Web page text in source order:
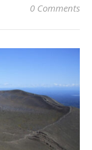
0 Comments